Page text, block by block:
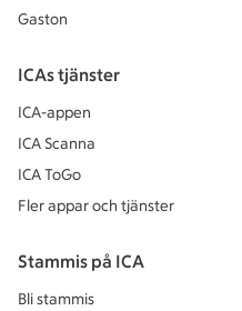
Gaston
ICAs tjänster
ICA-appen
ICA Scanna
ICA ToGo
Fler appar och tjänster
Stammis på ICA
Bli stammis